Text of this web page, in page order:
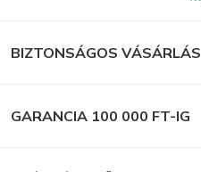
BIZTONSÁGOS VÁSÁRLÁS
GARANCIA 100 000 FT-IG